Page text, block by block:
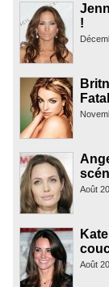
!
Août
Août